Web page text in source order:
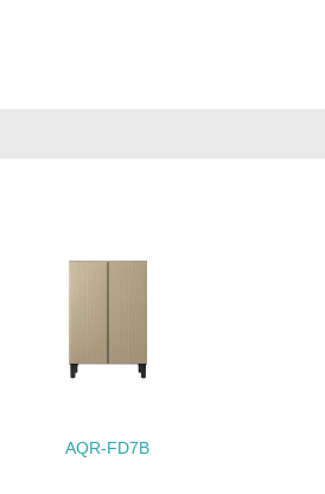
<L1> 化学物質の使用
<L2> 化学物質の使用
<L1> 廃棄物の発生量
購入、原材料のトレー
AQR-FD7B